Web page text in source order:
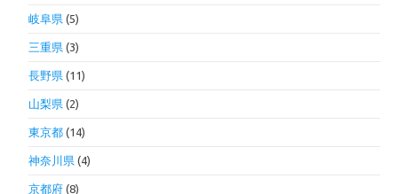
岐阜県 (5)
三重県 (3)
長野県 (11)
山梨県 (2)
東京都 (14)
神奈川県 (4)
京都府 (8)